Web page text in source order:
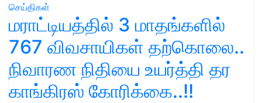
செய்திகள்
மராட்டியத்தில் 3 மாதங்களில்
767 விவசாயிகள் தற்கொலை..
நிவாரண நிதியை உயர்த்தி தர
காங்கிரஸ் கோரிக்கை..!!